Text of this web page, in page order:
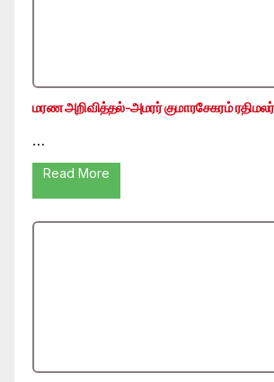
மரண அறிவித்தல்-அமரர் குமாரசேகரம் ரதிமலர்
…
Read More